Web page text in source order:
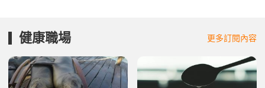
健康職場 更多訂閱內容